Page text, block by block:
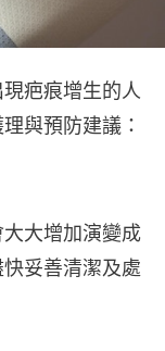
疤痕增生的人
與預防建議：
大增加演變成
妥善清潔及處